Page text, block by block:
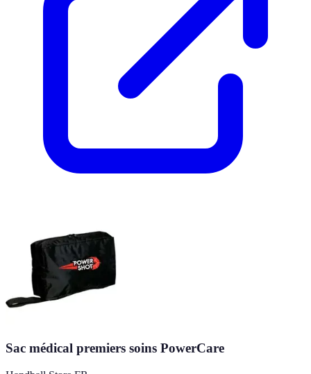
Sac médical premiers soins PowerCare